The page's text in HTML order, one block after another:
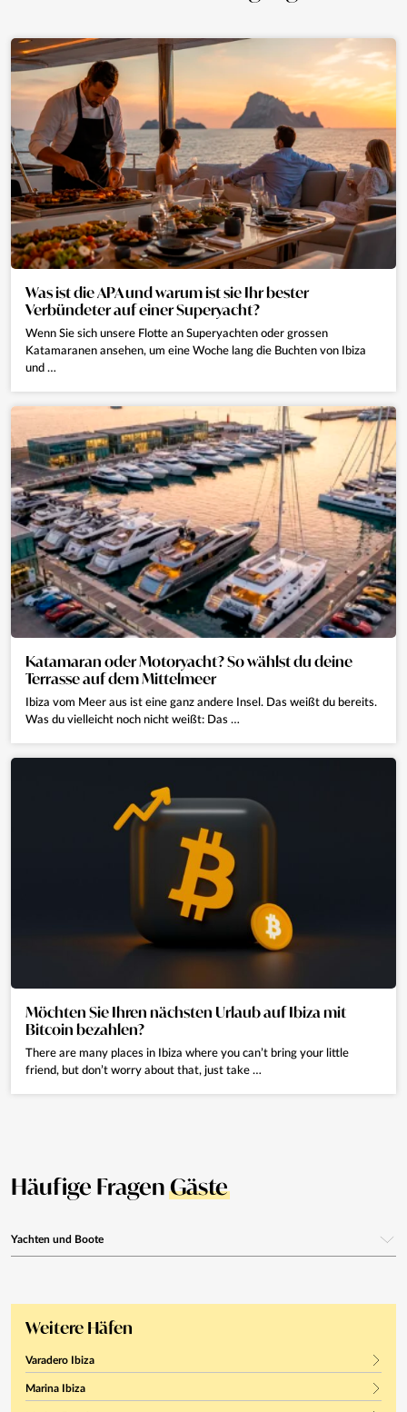
Was ist die APA und warum ist sie Ihr bester
Verbündeter auf einer Superyacht?
Wenn Sie sich unsere Flotte an Superyachten oder grossen
Katamaranen ansehen, um eine Woche lang die Buchten von Ibiza
und …
Katamaran oder Motoryacht? So wählst du deine
Terrasse auf dem Mittelmeer
Ibiza vom Meer aus ist eine ganz andere Insel. Das weißt du bereits.
Was du vielleicht noch nicht weißt: Das …
Möchten Sie Ihren nächsten Urlaub auf Ibiza mit
Bitcoin bezahlen?
There are many places in Ibiza where you can’t bring your little
friend, but don’t worry about that, just take …
Häufige FragenGäste
Yachten und Boote
Segelboote für Tagesausflüge, Sonnenuntergänge oder Events an Bord.
Weitere Häfen
Varadero Ibiza
Marina Ibiza